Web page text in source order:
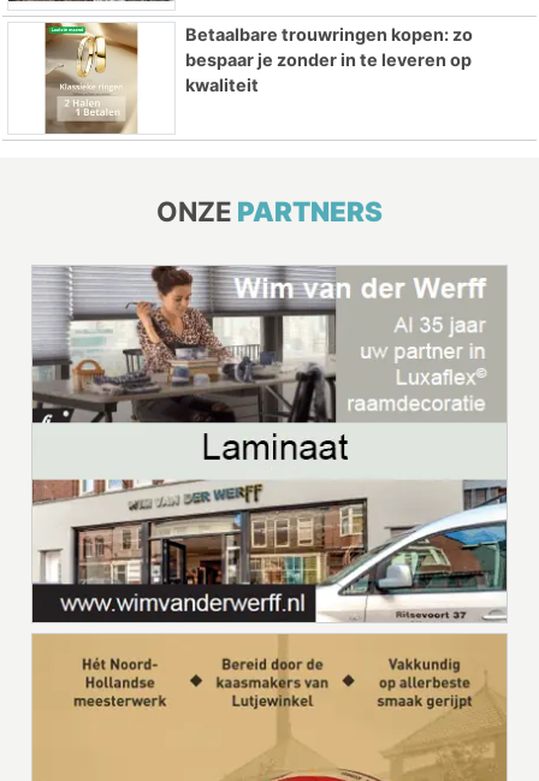
Betaalbare trouwringen kopen: zo
bespaar je zonder in te leveren op
kwaliteit
ONZE PARTNERS